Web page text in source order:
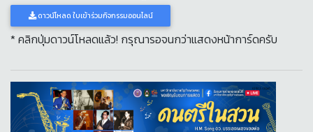
ดาวน์โหลด ใบเข้าร่วมกิจกรรมออนไลน์
* คลิกปุ่มดาวน์โหลดแล้ว! กรุณารอจนกว่าแสดงหน้าการ์ดครับ